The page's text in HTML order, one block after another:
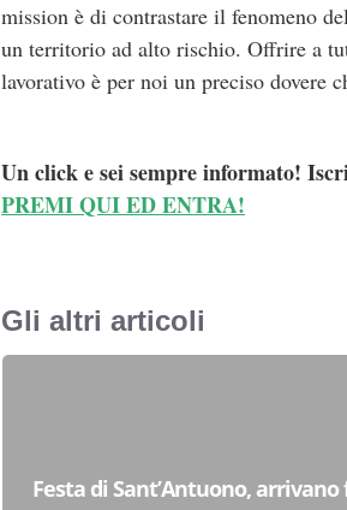
mission è di contrastare il fenomeno
un territorio ad alto rischio. Offrire a
lavorativo è per noi un preciso dovere
Un click e sei sempre informato!
PREMI QUI ED ENTRA!
Gli altri articoli
Festa di Sant’Antuono,